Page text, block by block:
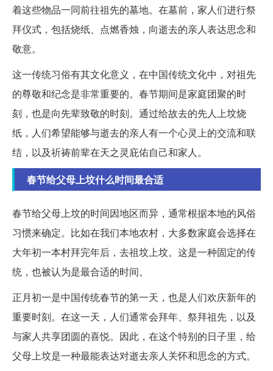
着这些物品一同前往祖先的墓地。在墓前，家人们进行祭
拜仪式，包括烧纸、点燃香烛，向逝去的亲人表达思念和
敬意。
这一传统习俗有其文化意义，在中国传统文化中，对祖先
的尊敬和纪念是非常重要的。春节期间是家庭团聚的时
刻，也是向先辈致敬的时刻。通过给故去的先人上坟烧
纸，人们希望能够与逝去的亲人有一个心灵上的交流和联
结，以及祈祷前辈在天之灵庇佑自己和家人。
春节给父母上坟什么时间最合适
春节给父母上坟的时间因地区而异，通常根据本地的风俗
习惯来确定。比如在我们本地农村，大多数家庭会选择在
大年初一本村拜完年后，去祖坟上坟。这是一种固定的传
统，也被认为是最合适的时间。
正月初一是中国传统春节的第一天，也是人们欢庆新年的
重要时刻。在这一天，人们通常会拜年、祭拜祖先，以及
与家人共享团圆的喜悦。因此，在这个特别的日子里，给
父母上坟是一种最能表达对逝去亲人关怀和思念的方式。